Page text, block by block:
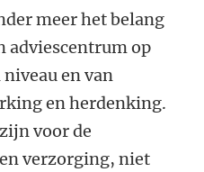
meer het belang
adviescentrum op
en van
en herdenking.
voor de
verzorging, niet